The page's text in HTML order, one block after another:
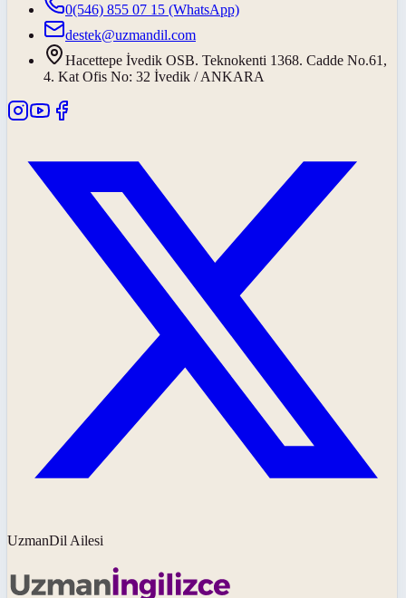
0(546) 855 07 15 (WhatsApp)
destek@uzmandil.com
Hacettepe İvedik OSB. Teknokenti 1368. Cadde No.61,
4. Kat Ofis No: 32 İvedik / ANKARA
UzmanDil Ailesi